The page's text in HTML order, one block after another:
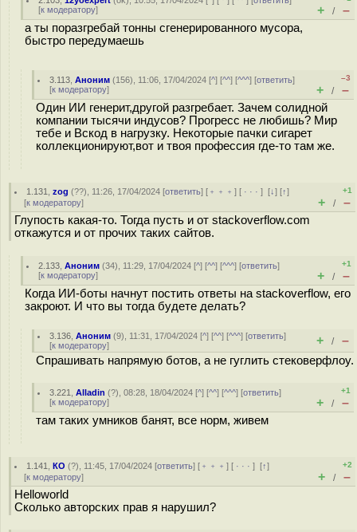
[к модератору] + / –
а ты поразгребай тонны сгенерированного мусора,
быстро передумаешь
3.113 ,Аноним (156), 11:06, 17/04/2024 [^] [^^] [^^^] [ответить]
[к модератору]
–3
+ / –
Один ИИ генерит,другой разгребает. Зачем солидной
компании тысячи индусов? Прогресс не любишь? Мир
тебе и Вскод в нагрузку. Некоторые пачки сигарет
коллекционируют,вот и твоя профессия где-то там же.
1.131 ,zog (??), 11:26, 17/04/2024 [ответить] [ ﹢﹢﹢] [ · · ·][↓] [↑]
[к модератору]
+1
+ / –
Глупость какая-то. Тогда пусть и от stackoverflow.com
откажутся и от прочих таких сайтов.
2.133 ,Аноним (34), 11:29, 17/04/2024 [^] [^^] [^^^] [ответить]
[к модератору]
+1
+ / –
Когда ИИ-боты начнут постить ответы на stackoverflow, его
закроют. И что вы тогда будете делать?
3.136 ,Аноним (9), 11:31, 17/04/2024 [^] [^^] [^^^] [ответить]
[к модератору] + / –
Спрашивать напрямую ботов, а не гуглить стековерфлоу.
3.221 ,Alladin (?), 08:28, 18/04/2024 [^] [^^] [^^^] [ответить]
[к модератору]
+1
+ / –
там таких умников банят, все норм, живем
1.141 ,КО (?), 11:45, 17/04/2024 [ответить] [ ﹢﹢﹢] [ · · ·][↑]
[к модератору]
+2
+ / –
Helloworld
Сколько авторских прав я нарушил?